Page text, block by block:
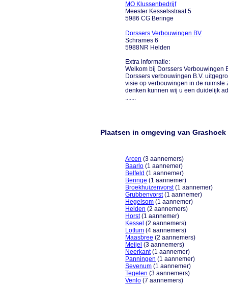
MO Klussenbedrijf
Meester Kesselsstraat 5
5986 CG Beringe
Dorssers Verbouwingen BV
Schrames 6
5988NR Helden
Extra informatie:
Welkom bij Dorssers Verbouwingen
Dorssers verbouwingen B.V.
visie op verbouwingen in de ruimste
denken kunnen wij u een duidelijk
.......
Plaatsen in omgeving van Grashoek
Arcen (3 aannemers)
Baarlo (1 aannemer)
Belfeld (1 aannemer)
Beringe (1 aannemer)
Broekhuizenvorst(1 aannemer)
Grubbenvorst(1 aannemer)
Hegelsom (1 aannemer)
Helden (2 aannemers)
Horst(1 aannemer)
Kessel (2 aannemers)
Lottum (4 aannemers)
Maasbree (2 aannemers)
Meijel (3 aannemers)
Neerkant(1 aannemer)
Panningen (1 aannemer)
Sevenum (1 aannemer)
Tegelen (3 aannemers)
Venlo (7 aannemers)